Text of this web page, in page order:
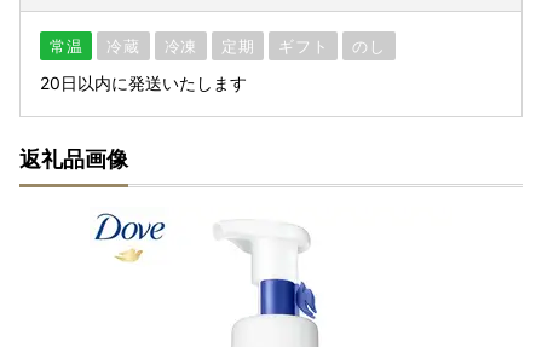
常温 冷蔵 冷凍 定期 ギフト のし
20日以内に発送いたします
返礼品画像